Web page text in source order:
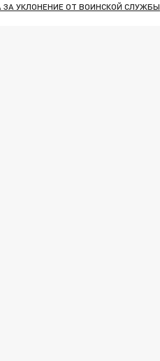
УКЛОНЕНИЕ ОТ ВОИНСКОЙ СЛУЖБЫ